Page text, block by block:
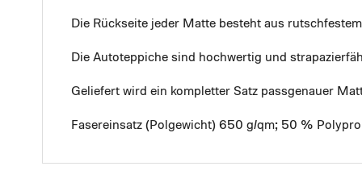
Die Rückseite jeder Matte besteht aus
Die Autoteppiche sind hochwertig und
Geliefert wird ein kompletter Satz passgenauer
Fasereinsatz (Polgewicht) 650 g/qm; 50 %